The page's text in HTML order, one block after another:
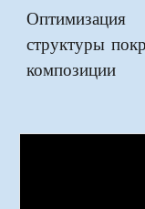
структуры
композиции